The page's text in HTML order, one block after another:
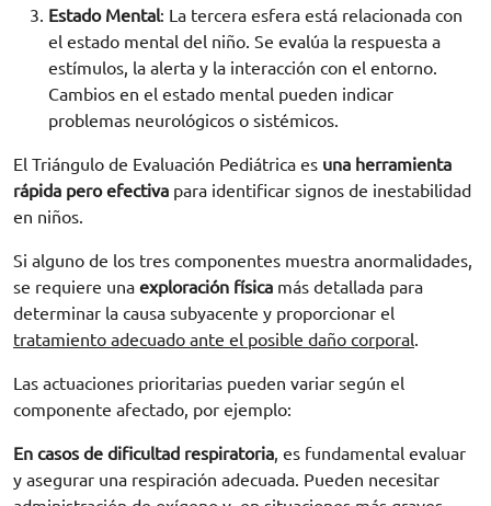
Estado Mental: La tercera esfera está relacionada con
el estado mental del niño. Se evalúa la respuesta a
estímulos, la alerta y la interacción con el entorno.
Cambios en el estado mental pueden indicar
problemas neurológicos o sistémicos.
El Triángulo de Evaluación Pediátrica es una herramienta
rápida pero efectiva para identificar signos de inestabilidad
en niños.
Si alguno de los tres componentes muestra anormalidades,
se requiere una exploración física más detallada para
determinar la causa subyacente y proporcionar el
tratamiento adecuado ante el posible daño corporal.
Las actuaciones prioritarias pueden variar según el
componente afectado, por ejemplo:
En casos de dificultad respiratoria, es fundamental evaluar
y asegurar una respiración adecuada. Pueden necesitar